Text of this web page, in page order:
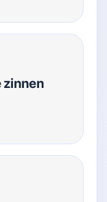
zinnen